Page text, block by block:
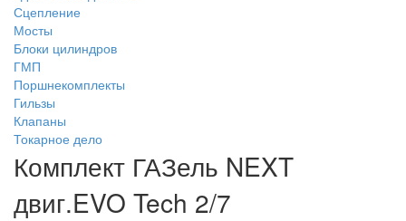
Сцепление
Мосты
Блоки цилиндров
ГМП
Поршнекомплекты
Гильзы
Клапаны
Токарное дело
Комплект ГАЗель NEXT
двиг.EVO Tech 2/7